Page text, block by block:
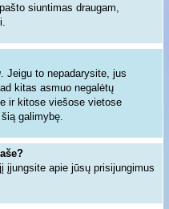
siuntimas draugam,
. Jeigu to nepadarysite, jus
kitas asmuo negalėtų
ir kitose viešose vietose
galimybę.
įjungsite apie jūsų prisijungimus